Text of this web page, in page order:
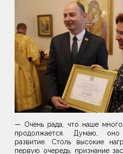
— Очень рада, что наше
продолжается. Думаю, оно
развитие. Столь высокие
первую очередь, признание